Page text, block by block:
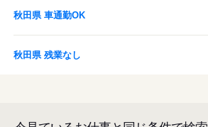
秋田県 車通勤OK
秋田県 残業なし